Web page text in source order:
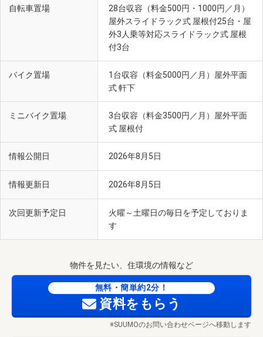
自転車置場
28台収容（料金500円・1000円／月）
屋外スライドラック式 屋根付25台・屋
外3人乗等対応スライドラック式 屋根
付3台
バイク置場
1台収容（料金5000円／月）屋外平面
式 軒下
ミニバイク置場
3台収容（料金3500円／月）屋外平面
式 屋根付
情報公開日 2026年8月5日
情報更新日 2026年8月5日
次回更新予定日
火曜～土曜日の毎日を予定しておりま
す
物件を見たい、住環境の情報など
無料・簡単約2分！
資料をもらう
※SUUMOのお問い合わせページへ移動します